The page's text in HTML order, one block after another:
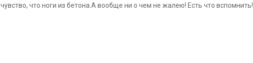
чувство, что ноги из бетона.А вообще ни о чем не жалею! Есть что вспомнить!